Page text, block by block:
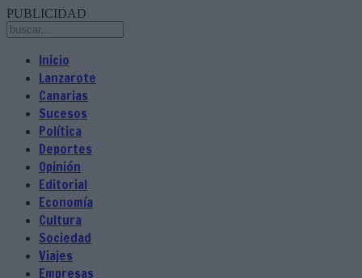
PUBLICIDAD
Inicio
Lanzarote
Canarias
Sucesos
Política
Deportes
Opinión
Editorial
Economía
Cultura
Sociedad
Viajes
Empresas